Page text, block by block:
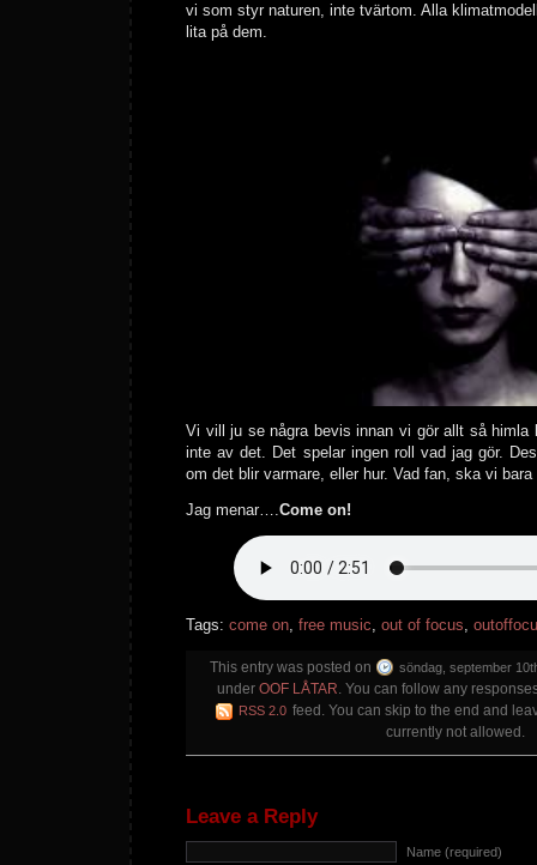
vi som styr naturen, inte tvärtom. Alla
lita på dem.
Vi vill ju se några bevis innan vi gör allt så himla
inte av det. Det spelar ingen roll vad jag gör.
om det blir varmare, eller hur. Vad fan, ska vi
Jag menar….Come on!
Tags: come on, free music, out of focus,
This entry was posted on söndag, september
under OOF LÅTAR. You can follow any
RSS 2.0 feed. You can skip to the end and
currently not allowed.
Leave a Reply
Name (required)